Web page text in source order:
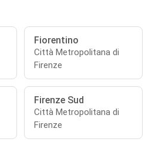
Fiorentino
Città Metropolitana di
Firenze
Firenze Sud
Città Metropolitana di
Firenze